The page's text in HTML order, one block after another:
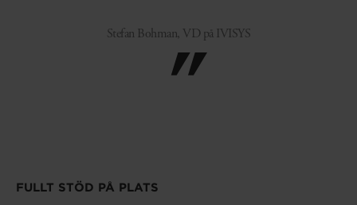
Stefan Bohman, VD på IVISYS
FULLT STÖD PÅ PLATS